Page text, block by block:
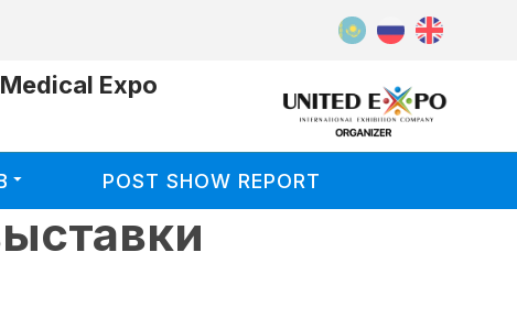
Expo
POST SHOW REPORT